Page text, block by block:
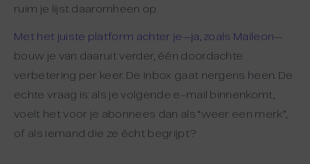
ruim je lijst daaromheen op.
Met het juiste platform achter je—ja, zoals Maileon—
bouw je van daaruit verder, één doordachte
verbetering per keer. De inbox gaat nergens heen. De
echte vraag is: als je volgende e-mail binnenkomt,
voelt het voor je abonnees dan als “weer een merk”,
of als iemand die ze écht begrijpt?